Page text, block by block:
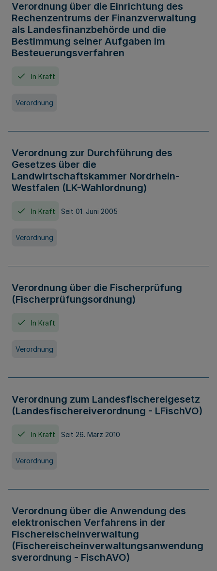
Verordnung über die Einrichtung des
Rechenzentrums der Finanzverwaltung
als Landesfinanzbehörde und die
Bestimmung seiner Aufgaben im
Besteuerungsverfahren
In Kraft
Verordnung
Verordnung zur Durchführung des
Gesetzes über die
Landwirtschaftskammer Nordrhein-
Westfalen (LK-Wahlordnung)
In Kraft Seit 01. Juni 2005
Verordnung
Verordnung über die Fischerprüfung
(Fischerprüfungsordnung)
In Kraft
Verordnung
Verordnung zum Landesfischereigesetz
(Landesfischereiverordnung - LFischVO)
In Kraft Seit 26. März 2010
Verordnung
Verordnung über die Anwendung des
elektronischen Verfahrens in der
Fischereischeinverwaltung
(Fischereischeinverwaltungsanwendung
sverordnung - FischAVO)